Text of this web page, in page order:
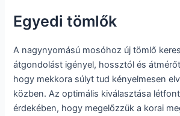
Egyedi tömlők
A nagynyomású mosóhoz új tömlő
átgondolást igényel, hossztól és
hogy mekkora súlyt tud kényelmesen
közben. Az optimális kiválasztása
érdekében, hogy megelőzzük a korai